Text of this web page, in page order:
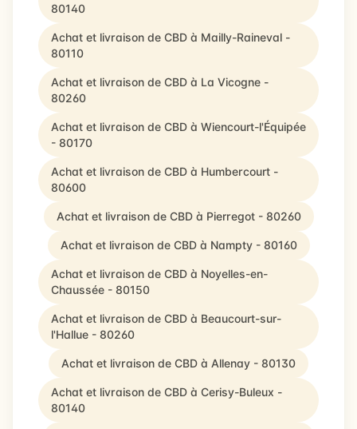
80140
Achat et livraison de CBD à Mailly-Raineval -
80110
Achat et livraison de CBD à La Vicogne -
80260
Achat et livraison de CBD à Wiencourt-l'Équipée
- 80170
Achat et livraison de CBD à Humbercourt -
80600
Achat et livraison de CBD à Pierregot - 80260
Achat et livraison de CBD à Nampty - 80160
Achat et livraison de CBD à Noyelles-en-
Chaussée - 80150
Achat et livraison de CBD à Beaucourt-sur-
l'Hallue - 80260
Achat et livraison de CBD à Allenay - 80130
Achat et livraison de CBD à Cerisy-Buleux -
80140